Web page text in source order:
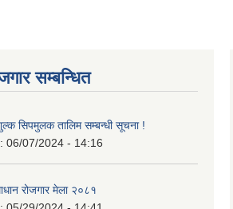
सम्बन्धित
सिपमुलक तालिम सम्बन्धी सूचना !
06/07/2024 - 14:16
रोजगार मेला २०८१